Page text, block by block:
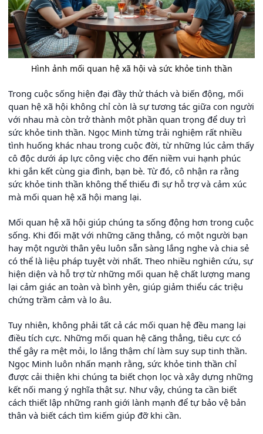
Hình ảnh mối quan hệ xã hội và sức khỏe tinh thần
Trong cuộc sống hiện đại đầy thử thách và biến động, mối
quan hệ xã hội không chỉ còn là sự tương tác giữa con người
với nhau mà còn trở thành một phần quan trọng để duy trì
sức khỏe tinh thần. Ngọc Minh từng trải nghiệm rất nhiều
tình huống khác nhau trong cuộc đời, từ những lúc cảm thấy
cô độc dưới áp lực công việc cho đến niềm vui hạnh phúc
khi gắn kết cùng gia đình, bạn bè. Từ đó, cô nhận ra rằng
sức khỏe tinh thần không thể thiếu đi sự hỗ trợ và cảm xúc
mà mối quan hệ xã hội mang lại.
Mối quan hệ xã hội giúp chúng ta sống động hơn trong cuộc
sống. Khi đối mặt với những căng thẳng, có một người bạn
hay một người thân yêu luôn sẵn sàng lắng nghe và chia sẻ
có thể là liệu pháp tuyệt vời nhất. Theo nhiều nghiên cứu, sự
hiện diện và hỗ trợ từ những mối quan hệ chất lượng mang
lại cảm giác an toàn và bình yên, giúp giảm thiểu các triệu
chứng trầm cảm và lo âu.
Tuy nhiên, không phải tất cả các mối quan hệ đều mang lại
điều tích cực. Những mối quan hệ căng thẳng, tiêu cực có
thể gây ra mệt mỏi, lo lắng thậm chí làm suy sụp tinh thần.
Ngọc Minh luôn nhấn mạnh rằng, sức khỏe tinh thần chỉ
được cải thiện khi chúng ta biết chọn lọc và xây dựng những
kết nối mang ý nghĩa thật sự. Như vậy, chúng ta cần biết
cách thiết lập những ranh giới lành mạnh để tự bảo vệ bản
thân và biết cách tìm kiếm giúp đỡ khi cần.